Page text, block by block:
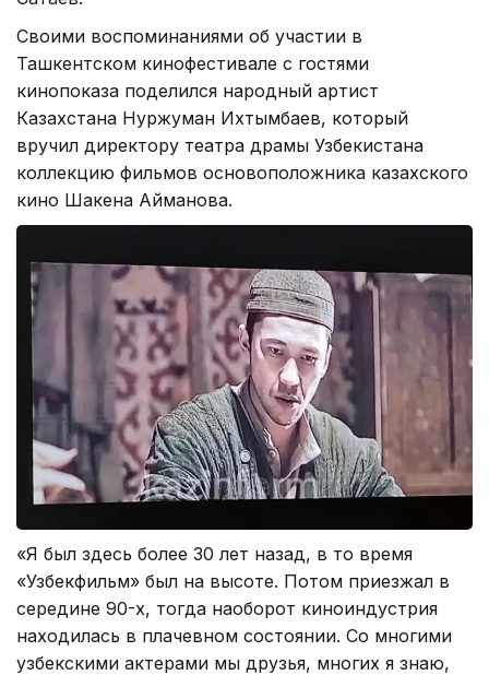
Своими воспоминаниями об участии в
Ташкентском кинофестивале с гостями
кинопоказа поделился народный артист
Казахстана Нуржуман Ихтымбаев, который
вручил директору театра драмы Узбекистана
коллекцию фильмов основоположника казахского
кино Шакена Айманова.
«Я был здесь более 30 лет назад, в то время
«Узбекфильм» был на высоте. Потом приезжал в
середине 90-х, тогда наоборот киноиндустрия
находилась в плачевном состоянии. Со многими
узбекскими актерами мы друзья, многих я знаю,